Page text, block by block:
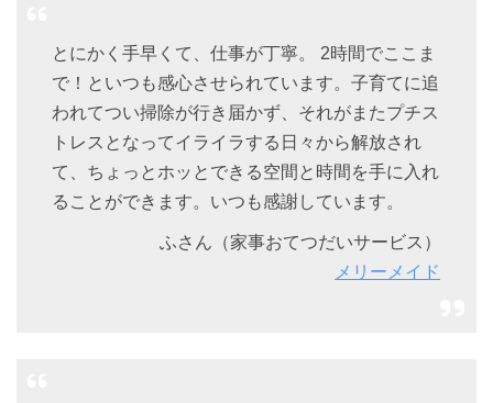
とにかく手早くて、仕事が丁寧。 2時間でここま
で！といつも感心させられています。子育てに追
われてつい掃除が行き届かず、それがまたプチス
トレスとなってイライラする日々から解放され
て、ちょっとホッとできる空間と時間を手に入れ
ることができます。いつも感謝しています。
ふさん（家事おてつだいサービス）
メリーメイド